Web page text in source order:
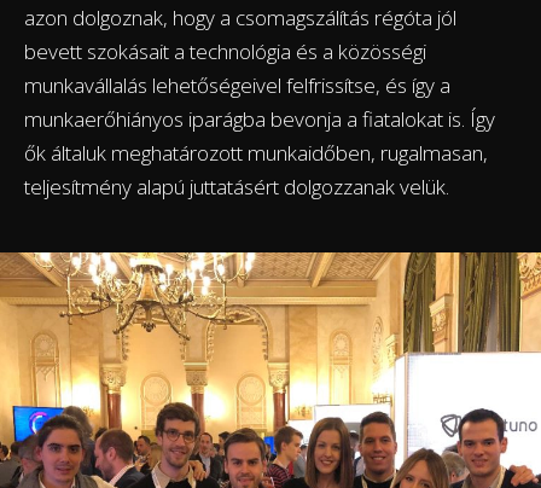
azon dolgoznak, hogy a csomagszálítás régóta jól
bevett szokásait a technológia és a közösségi
munkavállalás lehetőségeivel felfrissítse, és így a
munkaerőhiányos iparágba bevonja a fiatalokat is. Így
ők általuk meghatározott munkaidőben, rugalmasan,
teljesítmény alapú juttatásért dolgozzanak velük.